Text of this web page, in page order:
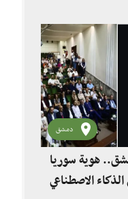
دمشق
هوية سوريا
الاصطناعي